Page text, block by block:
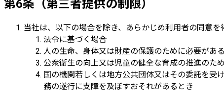
第6条（第三者提供の制限）
当社は、以下の場合を除き、あらかじめ利用者の同意を
法令に基づく場合
人の生命、身体又は財産の保護のために必要があ
公衆衛生の向上又は児童の健全な育成の推進のた
国の機関若しくは地方公共団体又はその委託を受
務の遂行に支障を及ぼすおそれがあるとき